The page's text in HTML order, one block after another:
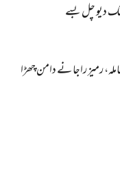
دیو چل بسے
رمیز راجا نے دامن چھڑا